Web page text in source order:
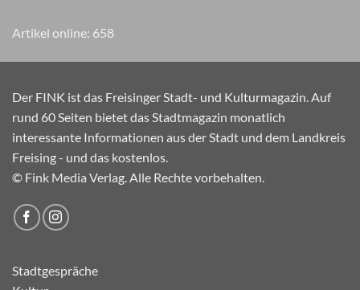
Artikel online: 658
Der FINK ist das Freisinger Stadt- und Kulturmagazin. Auf
rund 60 Seiten bietet das Stadtmagazin monatlich
interessante Informationen aus der Stadt und dem Landkreis
Freising - und das kostenlos.
© Fink Media Verlag. Alle Rechte vorbehalten.
Stadtgespräche